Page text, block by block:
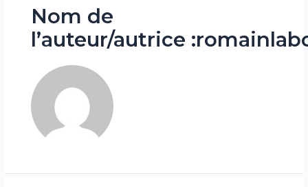
Nom de
l’auteur/autrice